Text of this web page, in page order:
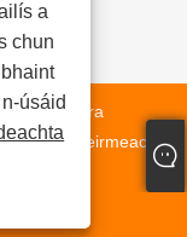
a
chun
úsáid
- Gléasra
ola theirmeach -